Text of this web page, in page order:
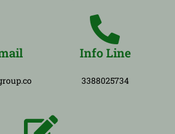
Info Line
3388025734